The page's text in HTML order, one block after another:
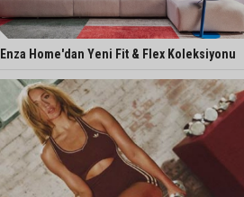
Enza Home'dan Yeni Fit & Flex Koleksiyonu